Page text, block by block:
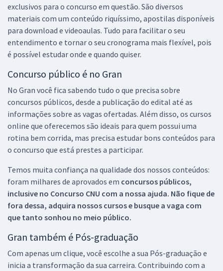
exclusivos para o concurso em questão. São diversos
materiais com um conteúdo riquíssimo, apostilas disponíveis
para download e videoaulas. Tudo para facilitar o seu
entendimento e tornar o seu cronograma mais flexível, pois
é possível estudar onde e quando quiser.
Concurso público é no Gran
No Gran você fica sabendo tudo o que precisa sobre
concursos públicos, desde a publicação do edital até as
informações sobre as vagas ofertadas. Além disso, os cursos
online que oferecemos são ideais para quem possui uma
rotina bem corrida, mas precisa estudar bons conteúdos para
o concurso que está prestes a participar.
Temos muita confiança na qualidade dos nossos conteúdos:
foram milhares de aprovados em concursos públicos,
inclusive no Concurso CNU com a nossa ajuda. Não fique de
fora dessa, adquira nossos cursos e busque a vaga com
que tanto sonhou no meio público.
Gran também é Pós-graduação
Com apenas um clique, você escolhe a sua Pós-graduação e
inicia a transformação da sua carreira. Contribuindo com a